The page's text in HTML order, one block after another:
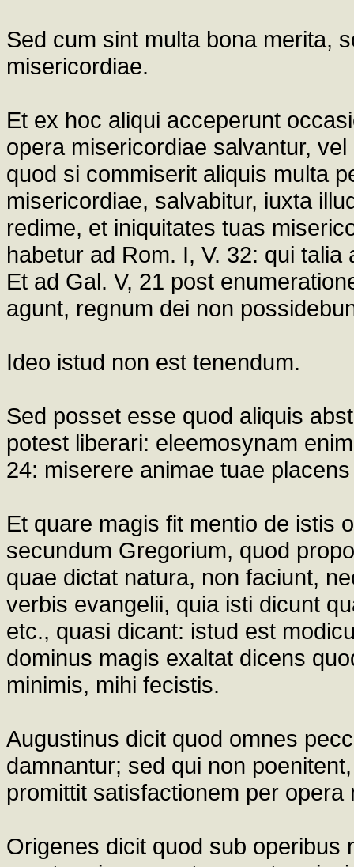
Sed cum sint multa bona merita,
misericordiae.
Et ex hoc aliqui acceperunt
opera misericordiae salvantur,
quod si commiserit aliquis multa
misericordiae, salvabitur, iuxta
redime, et iniquitates tuas
habetur ad Rom. I, V. 32: qui
Et ad Gal. V, 21 post
agunt, regnum dei non
Ideo istud non est tenendum.
Sed posset esse quod aliquis
potest liberari: eleemosynam
24: miserere animae tuae
Et quare magis fit mentio de istis
secundum Gregorium, quod
quae dictat natura, non faciunt,
verbis evangelii, quia isti dicunt
etc., quasi dicant: istud est
dominus magis exaltat dicens
minimis, mihi fecistis.
Augustinus dicit quod omnes
damnantur; sed qui non
promittit satisfactionem per
Origenes dicit quod sub operibus